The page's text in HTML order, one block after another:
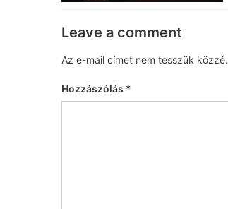
Leave a comment
Az e-mail címet nem tesszük közzé.
Hozzászólás *